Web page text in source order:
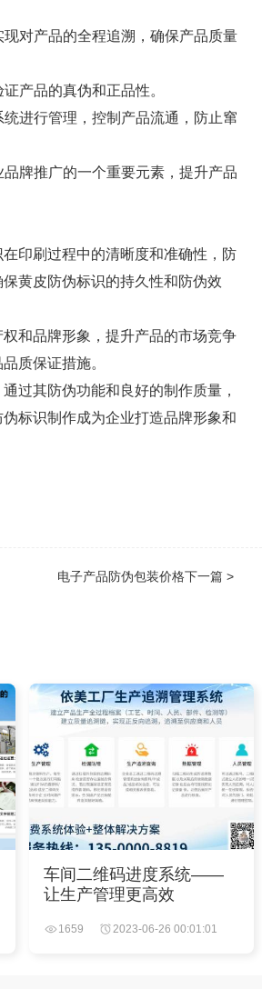
对产品的全程追溯，确保产品质量
产品的真伪和正品性。
进行管理，控制产品流通，防止窜
牌推广的一个重要元素，提升产品
印刷过程中的清晰度和准确性，防
黄皮防伪标识的持久性和防伪效
和品牌形象，提升产品的市场竞争
质保证措施。
过其防伪功能和良好的制作质量，
标识制作成为企业打造品牌形象和
电子产品防伪包装价格下一篇 >
车间二维码进度系统——
让生产管理更高效
1659 2023-06-26 00:01:01